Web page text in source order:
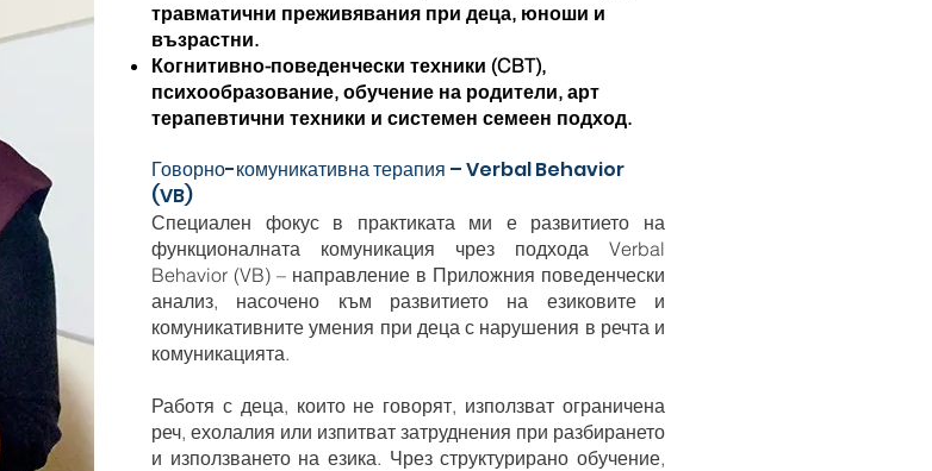
травматични преживявания при деца, юноши и
възрастни.
Когнитивно-поведенчески техники (CBT),
психообразование, обучение на родители, арт
терапевтични техники и системен семеен подход.
Говорно-комуникативна терапия – Verbal Behavior
(VB)
Специален фокус в практиката ми е развитието на
функционалната комуникация чрез подхода Verbal
Behavior (VB) – направление в Приложния поведенчески
анализ, насочено към развитието на езиковите и
комуникативните умения при деца с нарушения в речта и
комуникацията.
Работя с деца, които не говорят, използват ограничена
реч, ехолалия или изпитват затруднения при разбирането
и използването на езика. Чрез структурирано обучение,